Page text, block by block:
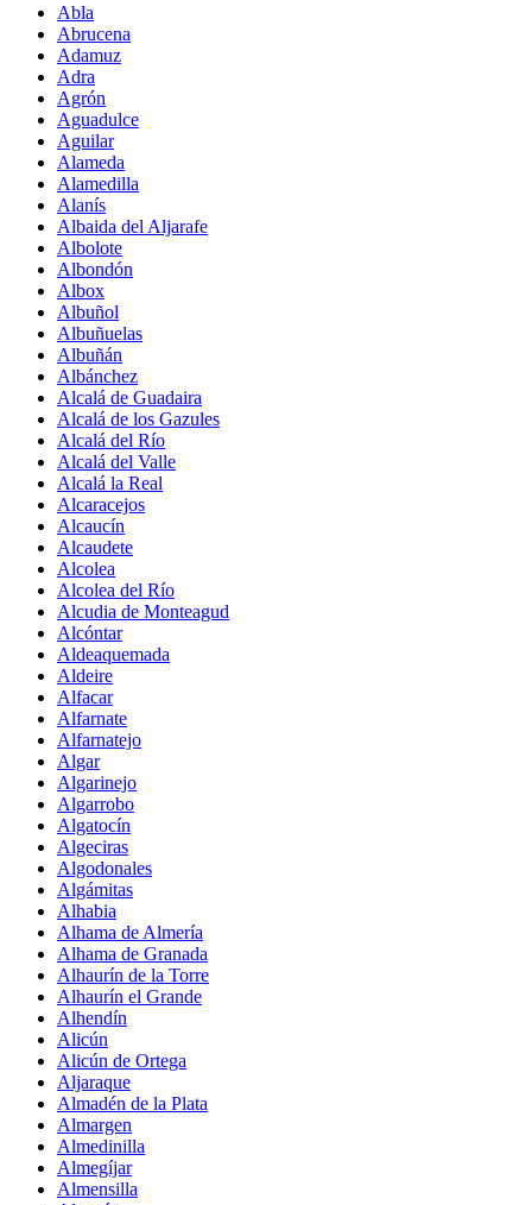
Abla
Abrucena
Adamuz
Adra
Agrón
Aguadulce
Aguilar
Alameda
Alamedilla
Alanís
Albaida del Aljarafe
Albolote
Albondón
Albox
Albuñol
Albuñuelas
Albuñán
Albánchez
Alcalá de Guadaira
Alcalá de los Gazules
Alcalá del Río
Alcalá del Valle
Alcalá la Real
Alcaracejos
Alcaucín
Alcaudete
Alcolea
Alcolea del Río
Alcudia de Monteagud
Alcóntar
Aldeaquemada
Aldeire
Alfacar
Alfarnate
Alfarnatejo
Algar
Algarinejo
Algarrobo
Algatocín
Algeciras
Algodonales
Algámitas
Alhabia
Alhama de Almería
Alhama de Granada
Alhaurín de la Torre
Alhaurín el Grande
Alhendín
Alicún
Alicún de Ortega
Aljaraque
Almadén de la Plata
Almargen
Almedinilla
Almegíjar
Almensilla